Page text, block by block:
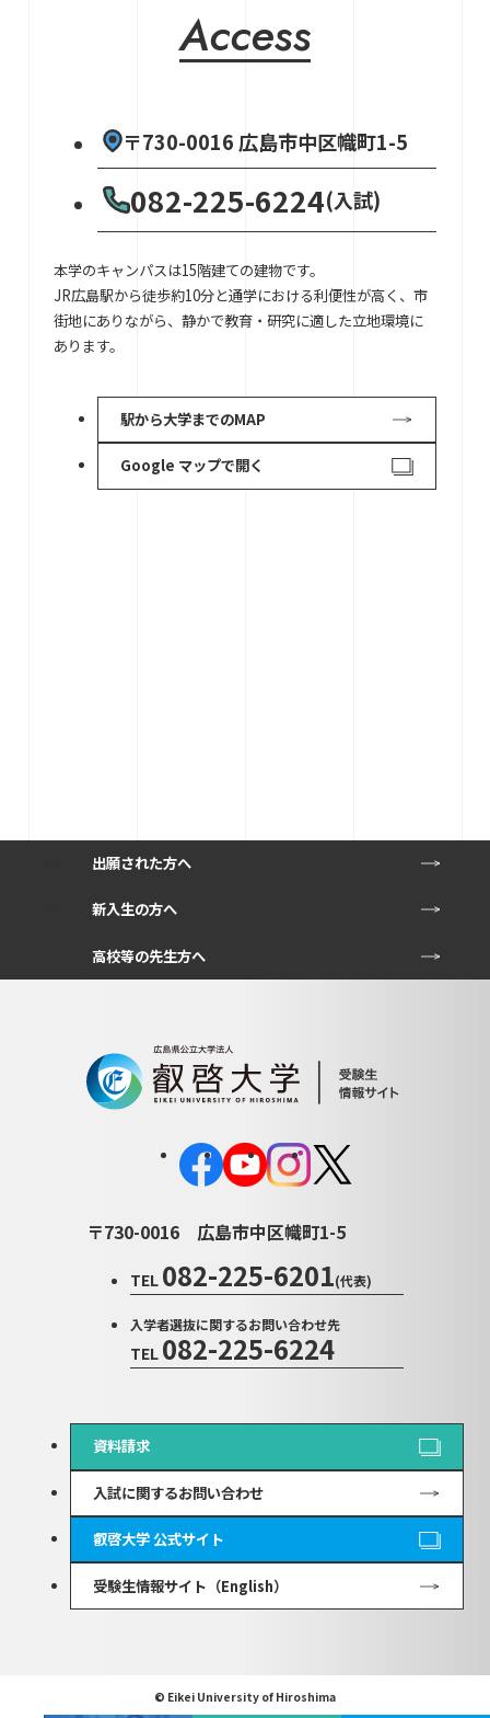
Access
〒730-0016 広島市中区幟町1-5
082-225-6224(入試)
本学のキャンパスは15階建ての建物です。
JR広島駅から徒歩約10分と通学における利便性が高く、市
街地にありながら、静かで教育・研究に適した立地環境に
あります。
駅から大学までのMAP
Google マップで開く
出願された方へ
新入生の方へ
高校等の先生方へ
〒730-0016 広島市中区幟町1-5
TEL 082-225-6201(代表)
入学者選抜に関するお問い合わせ先
TEL 082-225-6224
資料請求
入試に関するお問い合わせ
叡啓大学 公式サイト
受験生情報サイト（English）
© Eikei University of Hiroshima